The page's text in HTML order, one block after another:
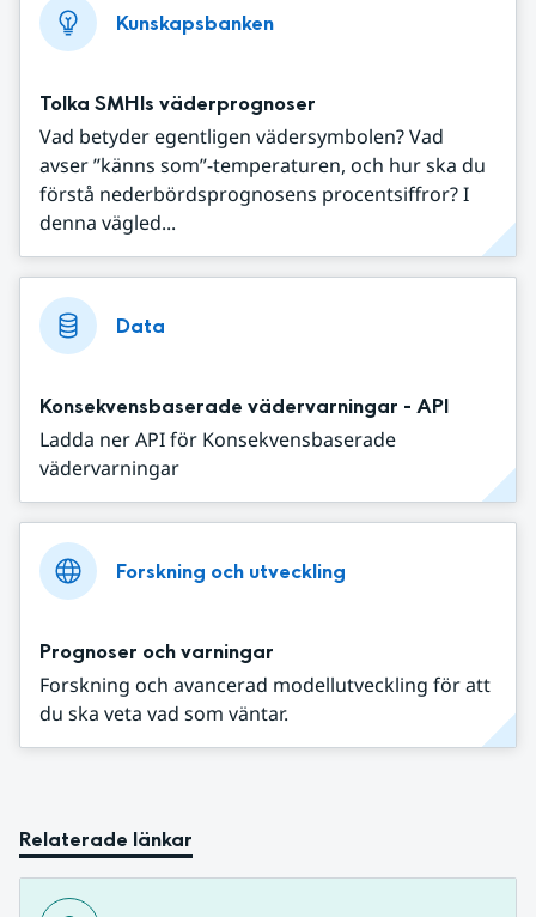
Kunskapsbanken
Tolka SMHIs väderprognoser
Vad betyder egentligen vädersymbolen? Vad
avser ”känns som”-temperaturen, och hur ska du
förstå nederbördsprognosens procentsiffror? I
denna vägled...
Data
Konsekvensbaserade vädervarningar - API
Ladda ner API för Konsekvensbaserade
vädervarningar
Forskning och utveckling
Prognoser och varningar
Forskning och avancerad modellutveckling för att
du ska veta vad som väntar.
Relaterade länkar